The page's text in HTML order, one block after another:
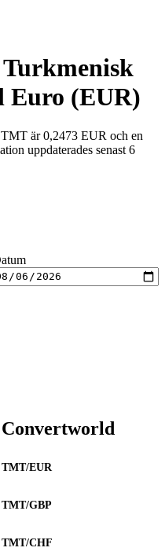
(EUR)
är 0,2473 EUR och en
uppdaterades senast 6
TMT/EUR
TMT/GBP
TMT/CHF